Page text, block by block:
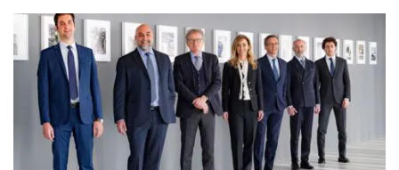
results
list